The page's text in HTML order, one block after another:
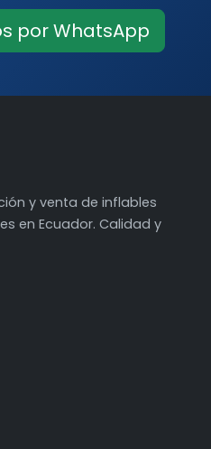
por WhatsApp
y venta de inflables
en Ecuador. Calidad y